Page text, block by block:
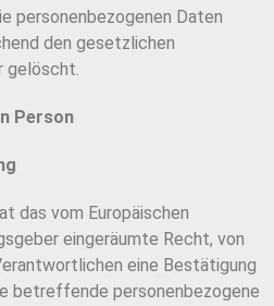
personenbezogenen Daten
den gesetzlichen
gelöscht.
Person
das vom Europäischen
eingeräumte Recht, von
eine Bestätigung
betreffende personenbezogene